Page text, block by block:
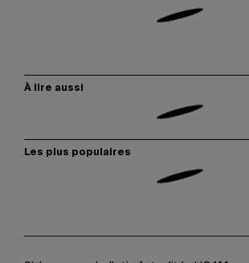
À lire aussi
Les plus populaires